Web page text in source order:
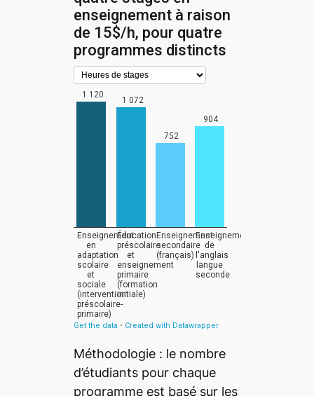
Méthodologie : le nombre
d’étudiants pour chaque
programme est basé sur les